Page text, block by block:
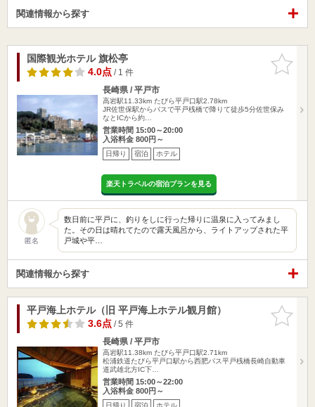
関連情報から探す
お気に入
りに追加
国際観光ホテル 旗松亭
4.0点/ 1 件
長崎県 / 平戸市
高岩駅11.33km たびら平戸口駅2.78km
JR佐世保駅からバスで平戸桟橋で降りて徒歩5分佐世保み
なとICから約…
営業時間 15:00～20:00
入浴料金 800円～
日帰り 宿泊 ホテル
楽天トラベルの宿泊プランを見る
匿名
数日前に平戸に、釣りをしに行った帰りに温泉に入ってみまし
た。その日は晴れてたので露天風呂から、ライトアップされた平
戸城や平…
関連情報から探す
お気に入
りに追加
平戸海上ホテル（旧 平戸海上ホテル観月館）
3.6点/ 5 件
長崎県 / 平戸市
高岩駅11.38km たびら平戸口駅2.71km
松浦鉄道たびら平戸口駅から西肥バス平戸桟橋長崎自動車
道武雄北方IC下…
営業時間 15:00～22:00
入浴料金 800円～
日帰り 宿泊 ホテル